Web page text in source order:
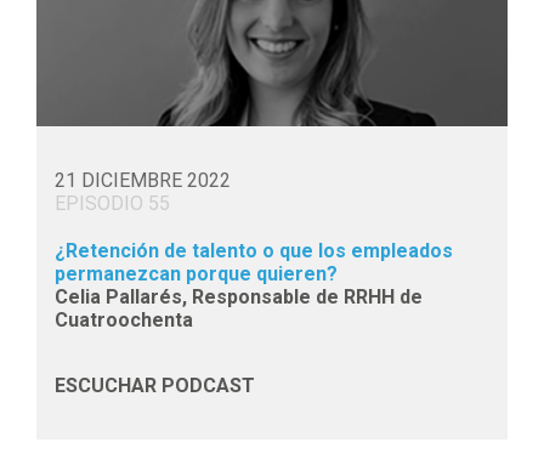
21 DICIEMBRE 2022
EPISODIO 55
¿Retención de talento o que los empleados
permanezcan porque quieren?
Celia Pallarés, Responsable de RRHH de
Cuatroochenta
ESCUCHAR PODCAST